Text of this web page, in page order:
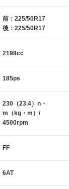
前：225/50R17
後：225/50R17
2198cc
185ps
230（23.4）n・
m（kg・m）/
4500rpm
FF
6AT